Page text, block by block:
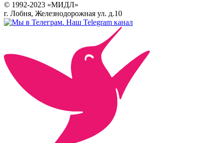
© 1992-2023 «МИДЛ»
г. Лобня, Железнодорожная ул. д.10
Наш Telegram канал